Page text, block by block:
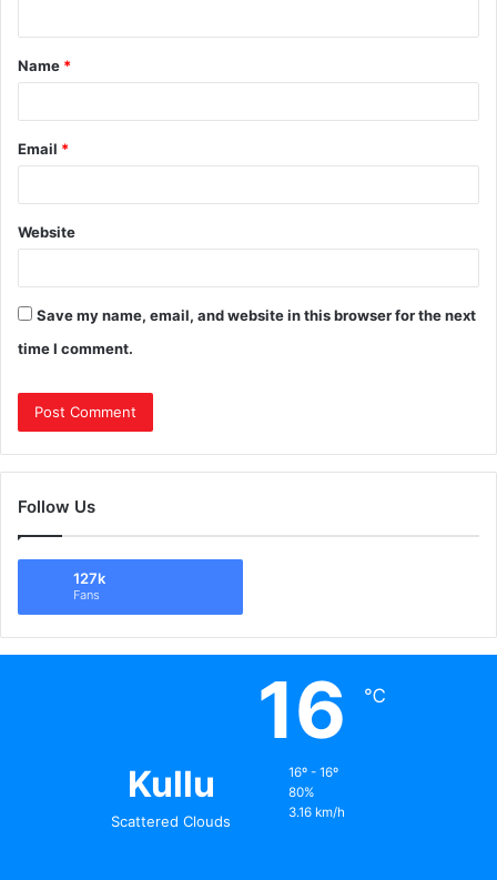
Name *
Email *
Website
Save my name, email, and website in this browser for the next
time I comment.
Follow Us
127k
Fans
Kullu
Scattered Clouds
16 ℃
16º - 16º
80%
3.16 km/h